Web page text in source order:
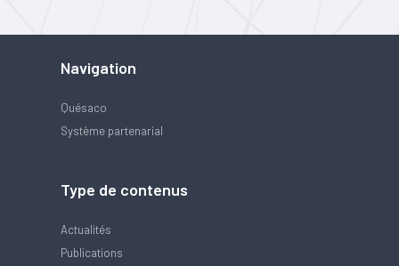
Navigation
Quésaco
Système partenarial
Type de contenus
Actualités
Publications